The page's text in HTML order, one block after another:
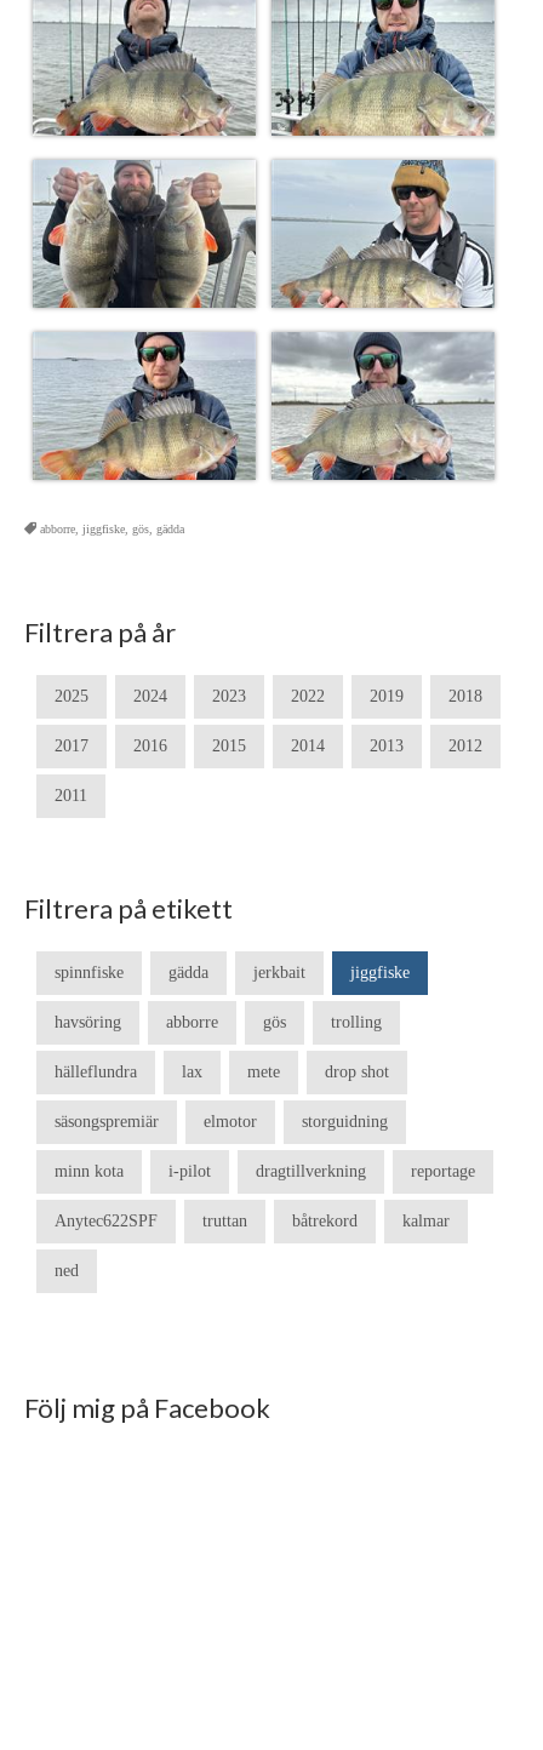
abborre jiggfiske gös gädda
Filtrera på år
2025 2024 2023 2022 2019 2018
2017 2016 2015 2014 2013 2012
2011
Filtrera på etikett
spinnfiske gädda jerkbait jiggfiske
havsöring abborre gös trolling
hälleflundra lax mete drop shot
säsongspremiär elmotor storguidning
minn kota i-pilot dragtillverkning reportage
Anytec622SPF truttan båtrekord kalmar
ned
Följ mig på Facebook